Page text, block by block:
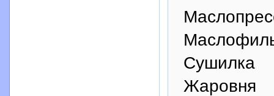
Сушилка
Жаровня